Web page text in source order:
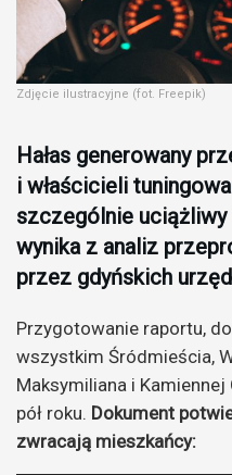
Zdjęcie ilustracyjne (fot. Freepik)
Hałas generowany
i właścicieli
szczególnie
wynika z analiz
przez gdyńskich
Przygotowanie raportu,
wszystkim Śródmieścia,
Maksymiliana i Kamiennej
pół roku. Dokument
zwracają mieszkańcy: